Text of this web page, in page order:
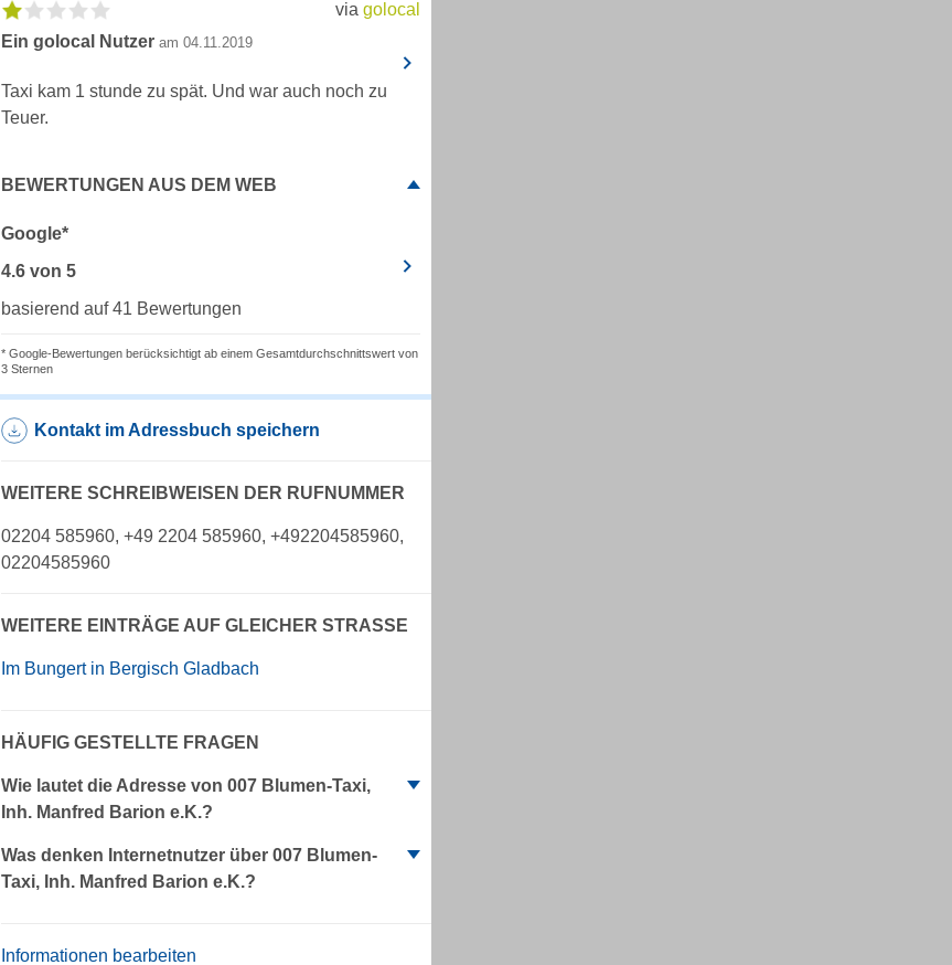
via golocal
Ein golocal Nutzer am 04.11.2019
Taxi kam 1 stunde zu spät. Und war auch noch zu
Teuer.
BEWERTUNGEN AUS DEM WEB
Google*
4.6 von 5
basierend auf 41 Bewertungen
* Google-Bewertungen berücksichtigt ab einem Gesamtdurchschnittswert von
3 Sternen
Kontakt im Adressbuch speichern
WEITERE SCHREIBWEISEN DER RUFNUMMER
02204 585960, +49 2204 585960, +492204585960,
02204585960
WEITERE EINTRÄGE AUF GLEICHER STRASSE
Im Bungert in Bergisch Gladbach
HÄUFIG GESTELLTE FRAGEN
Wie lautet die Adresse von 007 Blumen-Taxi,
Inh. Manfred Barion e.K.?
Was denken Internetnutzer über 007 Blumen-
Taxi, Inh. Manfred Barion e.K.?
Informationen bearbeiten